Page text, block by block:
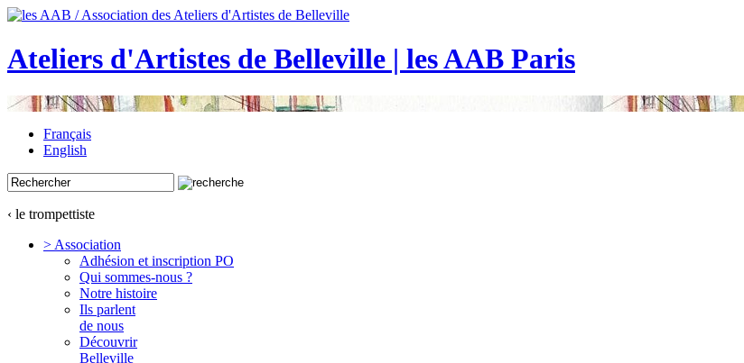
Ateliers d'Artistes de Belleville | les AAB Paris
Français
English
‹ le trompettiste
> Association
Adhésion et inscription PO
Qui sommes-nous ?
Notre histoire
Ils parlent
de nous
Découvrir
Belleville